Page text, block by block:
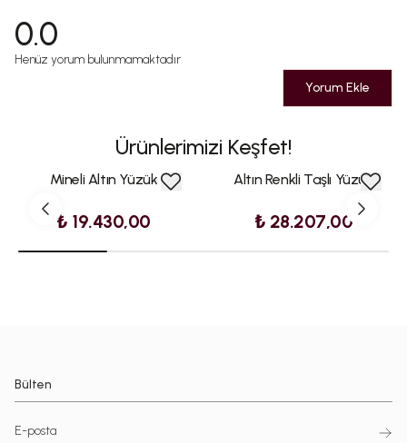
0.0
Henüz yorum bulunmamaktadır
Yorum Ekle
Ürünlerimizi Keşfet!
Mineli Altın Yüzük
₺ 19.430,00
Altın Renkli Taşlı Yüzük
₺ 28.207,00
Bülten